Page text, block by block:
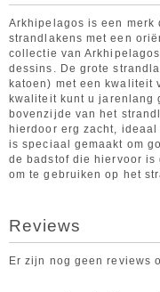
Arkhipelagos is een merk
strandlakens met een
collectie van
dessins. De grote
katoen) met een kwaliteit
kwaliteit kunt u jarenlang
bovenzijde van het
hierdoor erg zacht,
is speciaal gemaakt om
de badstof die hiervoor is
om te gebruiken op het
Reviews
Er zijn nog geen reviews